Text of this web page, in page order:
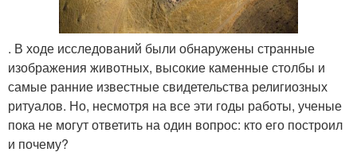
. В ходе исследований были обнаружены странные
изображения животных, высокие каменные столбы и
самые ранние известные свидетельства религиозных
ритуалов. Но, несмотря на все эти годы работы, ученые
пока не могут ответить на один вопрос: кто его построил
и почему?